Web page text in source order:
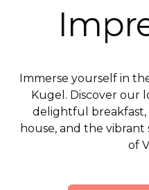
Immerse yourself in
Kugel. Discover our
delightful breakfast,
house, and the
of